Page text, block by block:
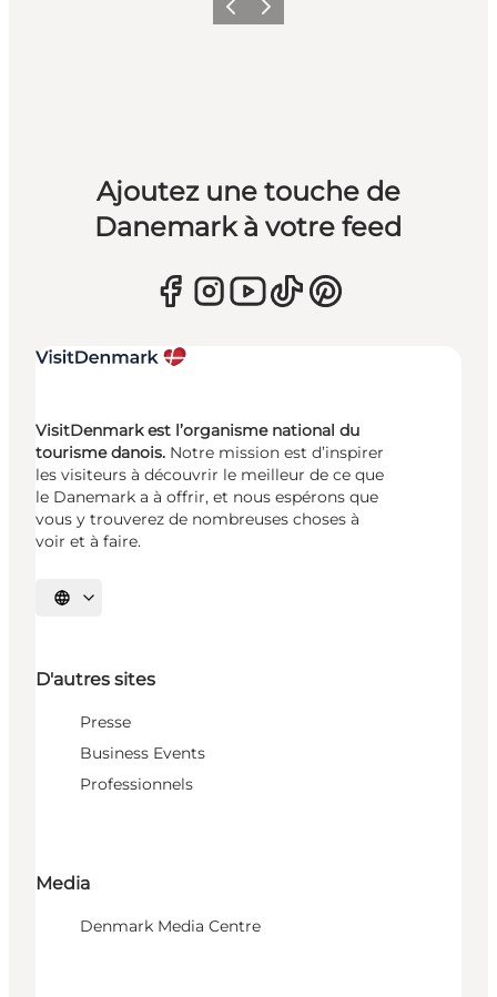
PrécédentSuivant
Ajoutez une touche de
Danemark à votre feed
VisitDenmark est l’organisme national du
tourisme danois. Notre mission est d’inspirer
les visiteurs à découvrir le meilleur de ce que
le Danemark a à offrir, et nous espérons que
vous y trouverez de nombreuses choses à
voir et à faire.
Choisissez la langue
D'autres sites
Presse
Business Events
Professionnels
Media
Denmark Media Centre